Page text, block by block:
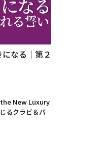
なる｜第２
New Luxury
るクラビ＆バ